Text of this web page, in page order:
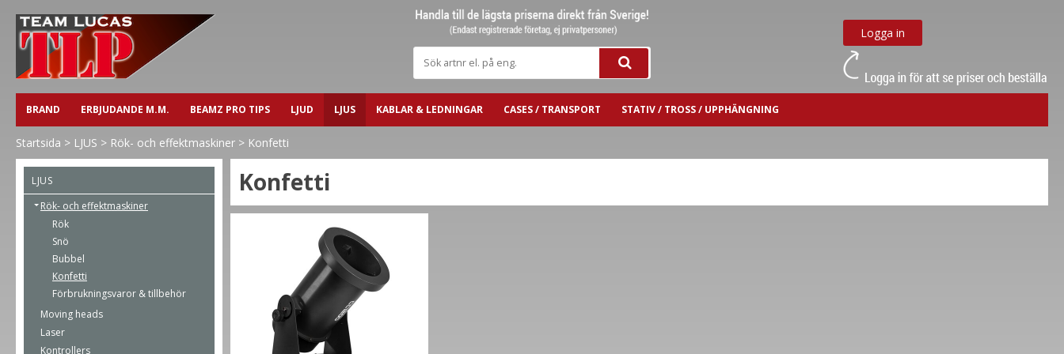
Logga in
BRAND ERBJUDANDE M.M. BEAMZ PRO TIPS LJUD LJUS KABLAR & LEDNINGAR CASES / TRANSPORT STATIV / TROSS / UPPHÄNGNING
Startsida > LJUS > Rök- och effektmaskiner > Konfetti
LJUS
Rök- och effektmaskiner
Rök
Snö
Bubbel
Konfetti
Förbrukningsvaror & tillbehör
Moving heads
Laser
Kontrollers
Konfetti